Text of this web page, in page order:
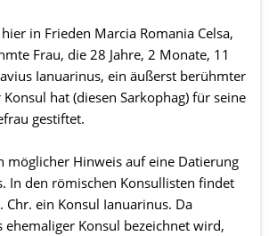
in Frieden Marcia Romania Celsa,
Frau, die 28 Jahre, 2 Monate, 11
Ianuarinus, ein äußerst berühmter
hat (diesen Sarkophag) für seine
gestiftet.
möglicher Hinweis auf eine Datierung
In den römischen Konsullisten findet
Chr. ein Konsul Ianuarinus. Da
ehemaliger Konsul bezeichnet wird,